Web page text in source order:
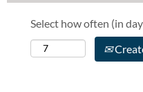
Select how often (in